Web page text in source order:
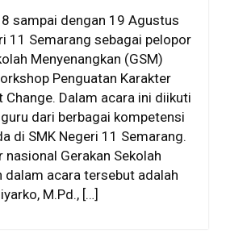
sampai dengan 19 Agustus
11 Semarang sebagai pelopor
Menyenangkan (GSM)
Penguatan Karakter
Change. Dalam acara ini diikuti
dari berbagai kompetensi
di SMK Negeri 11 Semarang.
nasional Gerakan Sekolah
dalam acara tersebut adalah
M.Pd., […]